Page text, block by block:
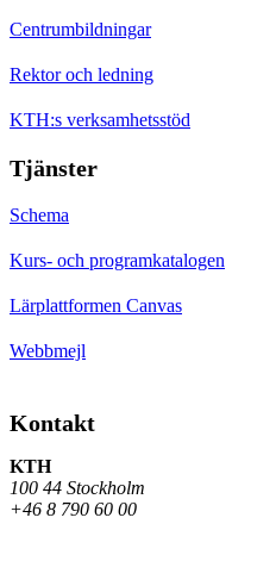
Centrumbildningar
Rektor och ledning
KTH:s verksamhetsstöd
Tjänster
Schema
Kurs- och programkatalogen
Lärplattformen Canvas
Webbmejl
Kontakt
KTH
100 44 Stockholm
+46 8 790 60 00